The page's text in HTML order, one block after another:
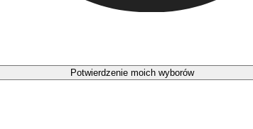
Potwierdzenie moich wyborów